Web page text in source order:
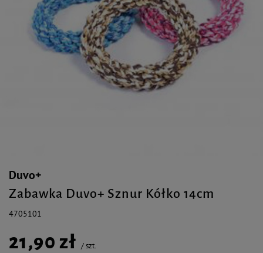
Duvo+
Zabawka Duvo+ Sznur Kółko 14cm
4705101
21,90 zł /szt.